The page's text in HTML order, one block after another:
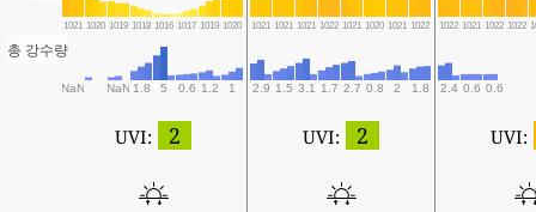
1021 1020 1019 1018 1016 1017 1019 1020 1021 1021 1021 1022 1021 1020 1021 1022 1022 1021 1022 1022
총 강수량
NaN NaN 1.8 5 0.6 1.2 1 2.9 1.5 3.1 1.7 2.7 0.8 2 1.8 2.4 0.6 0.6
UVI: 2 UVI: 2 UVI: